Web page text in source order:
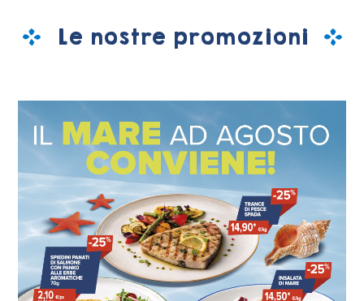
Le nostre promozioni